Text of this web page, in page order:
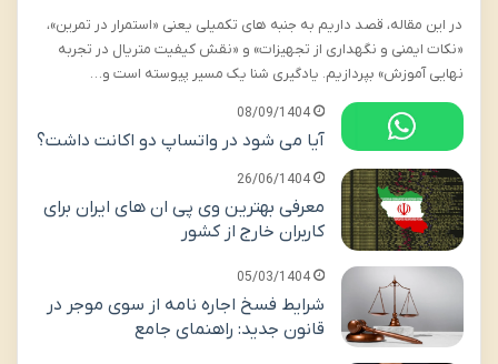
در این مقاله، قصد داریم به جنبه های تکمیلی یعنی «استمرار در تمرین»،
«نکات ایمنی و نگهداری از تجهیزات» و «نقش کیفیت متریال در تجربه
نهایی آموزش» بپردازیم. یادگیری شنا یک مسیر پیوسته است و…
08/09/1404
آیا می شود در واتساپ دو اکانت داشت؟
26/06/1404
معرفی بهترین وی پی ان های ایران برای
کاربران خارج از کشور
05/03/1404
شرایط فسخ اجاره نامه از سوی موجر در
قانون جدید: راهنمای جامع